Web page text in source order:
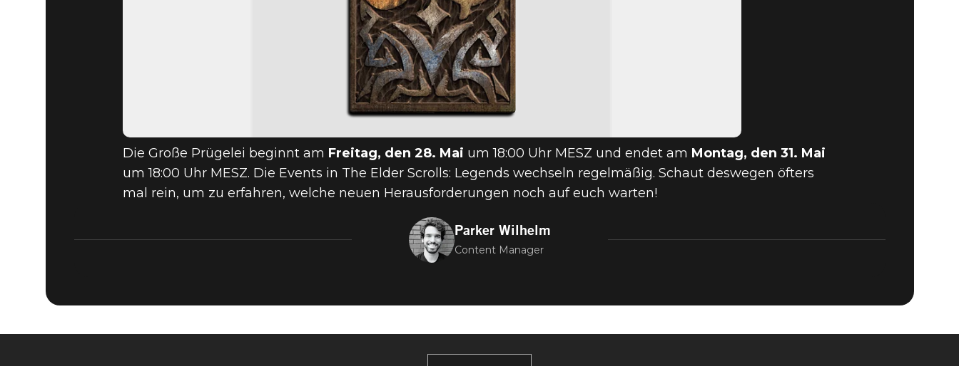
Die Große Prügelei beginnt am Freitag, den 28. Mai um 18:00 Uhr MESZ und endet am Montag, den 31. Mai
um 18:00 Uhr MESZ. Die Events in The Elder Scrolls: Legends wechseln regelmäßig. Schaut deswegen öfters
mal rein, um zu erfahren, welche neuen Herausforderungen noch auf euch warten!
Parker Wilhelm
Content Manager